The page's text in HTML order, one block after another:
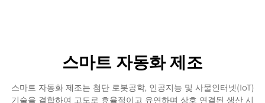
스마트 자동화 제조
스마트 자동화 제조는 첨단 로봇공학, 인공지능 및 사물인터넷(IoT)
기술을 결합하여 고도로 효율적이고 유연하며 상호 연결된 생산 시